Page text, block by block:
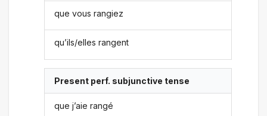
que vous rangiez
qu’ils/elles rangent
Present perf. subjunctive tense
que j’aie rangé